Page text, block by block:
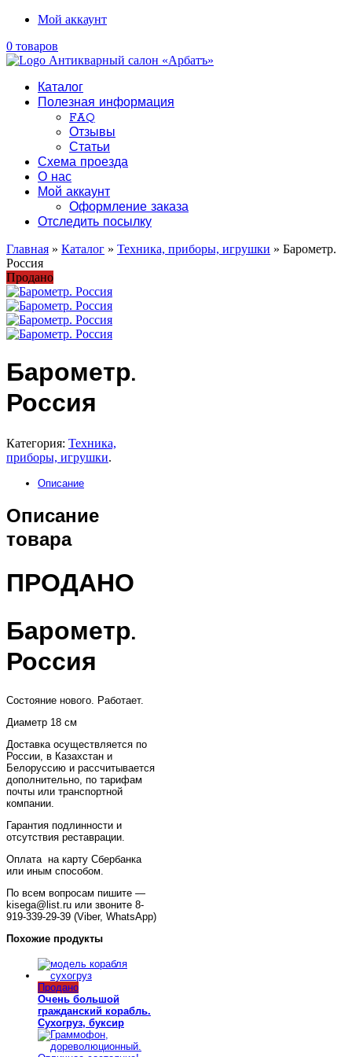
Мой аккаунт
0 товаров
Каталог
Полезная информация
FAQ
Отзывы
Статьи
Схема проезда
О нас
Мой аккаунт
Оформление заказа
Отследить посылку
Главная » Каталог » Техника, приборы, игрушки » Барометр.
Россия
Продано
Барометр.
Россия
Категория: Техника,
приборы, игрушки.
Описание
Описание
товара
ПРОДАНО
Барометр.
Россия
Состояние нового. Работает.
Диаметр 18 см
Доставка осуществляется по
России, в Казахстан и
Белоруссию и рассчитывается
дополнительно, по тарифам
почты или транспортной
компании.
Гарантия подлинности и
отсутствия реставрации.
Оплата на карту Сбербанка
или иным способом.
По всем вопросам пишите —
kisega@list.ru или звоните 8-
919-339-29-39 (Viber, WhatsApp)
Похожие продукты
Продано
Очень большой
гражданский корабль.
Сухогруз, буксир